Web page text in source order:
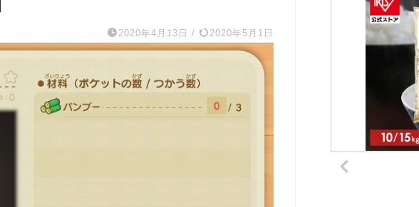
2020年4月13日 / 2020年5月1日